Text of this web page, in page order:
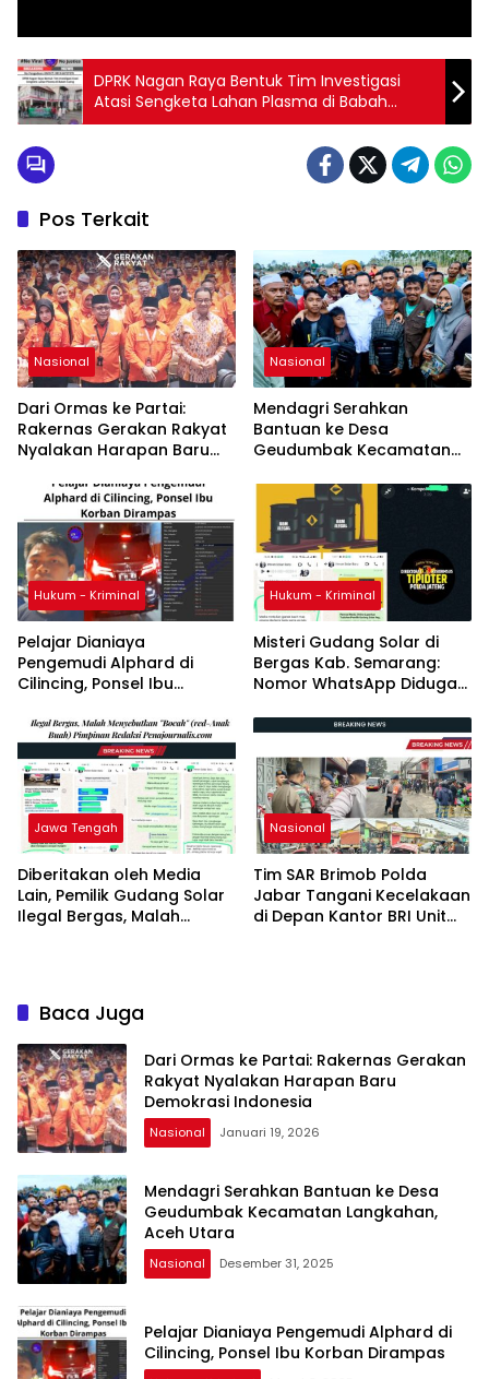
DPRK Nagan Raya Bentuk Tim Investigasi
Atasi Sengketa Lahan Plasma di Babah
Lueng
Pos Terkait
Nasional
Dari Ormas ke Partai:
Rakernas Gerakan Rakyat
Nyalakan Harapan Baru
Nasional
Mendagri Serahkan
Bantuan ke Desa
Geudumbak Kecamatan
Hukum - Kriminal
Pelajar Dianiaya
Pengemudi Alphard di
Cilincing, Ponsel Ibu
Hukum - Kriminal
Misteri Gudang Solar di
Bergas Kab. Semarang:
Nomor WhatsApp Diduga
Tindaklanjut Polisi Turun ke
Jawa Tengah
Diberitakan oleh Media
Lain, Pemilik Gudang Solar
Ilegal Bergas, Malah
Nasional
Tim SAR Brimob Polda
Jabar Tangani Kecelakaan
di Depan Kantor BRI Unit
Baca Juga
Dari Ormas ke Partai: Rakernas Gerakan
Rakyat Nyalakan Harapan Baru
Demokrasi Indonesia
Nasional Januari 19, 2026
Mendagri Serahkan Bantuan ke Desa
Geudumbak Kecamatan Langkahan,
Aceh Utara
Nasional Desember 31, 2025
Pelajar Dianiaya Pengemudi Alphard di
Cilincing, Ponsel Ibu Korban Dirampas